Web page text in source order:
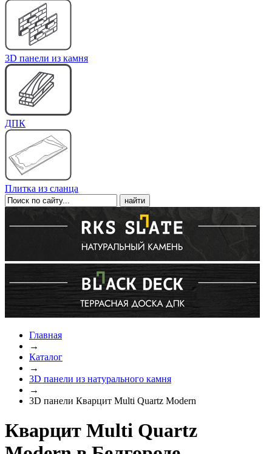
3D панели из камня
ДПК
Плитка из сланца
Главная
→
Каталог
→
3D панели из натурального камня
→
3D панели Кварцит Multi Quartz Modern
Кварцит Multi Quartz